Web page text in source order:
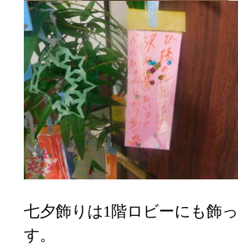
七夕飾りは1階ロビーにも飾
す。